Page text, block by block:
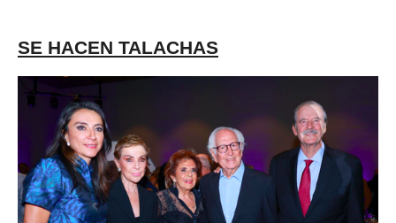
SE HACEN TALACHAS